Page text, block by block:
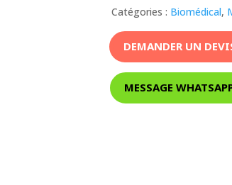
Catégories : Biomédical,
DEMANDER UN
MESSAGE